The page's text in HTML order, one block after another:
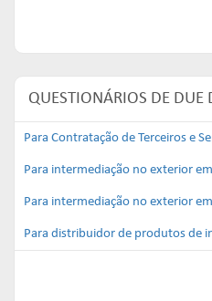
QUESTIONÁRIOS DE DUE
Para Contratação de Terceiros e
Para intermediação no exterior
Para intermediação no exterior
Para distribuidor de produtos de